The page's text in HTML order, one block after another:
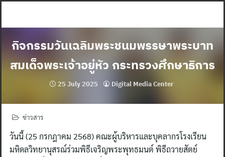
กิจกรรมวันเฉลิมพระชนมพรรษาพระบาท
สมเด็จพระเจ้าอยู่หัว กระทรวงศึกษาธิการ
25 July 2025 Digital Media Center
ข่าวสาร
วันนี้ (25 กรกฎาคม 2568) คณะผู้บริหารและบุคลากรโรงเรียน
มหิดลวิทยานุสรณ์ร่วมพิธีเจริญพระพุทธมนต์ พิธีถวายสัตย์